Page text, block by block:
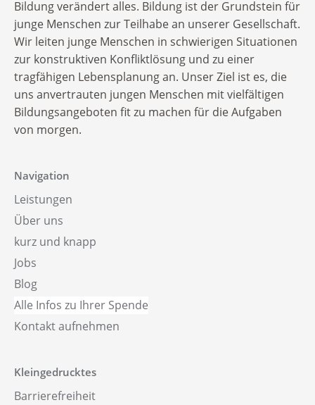
Flex-Fernschule
Berufliche Bildung
Sie suchen ein Ehrenamt?
Infos für Ehemalige/Careleaver
Alle Infos zu Ihrer Spende
Suchbegriff:
Bildung verändert alles. Bildung ist der Grundstein für
junge Menschen zur Teilhabe an unserer Gesellschaft.
Wir leiten junge Menschen in schwierigen Situationen
zur konstruktiven Konfliktlösung und zu einer
tragfähigen Lebensplanung an. Unser Ziel ist es, die
uns anvertrauten jungen Menschen mit vielfältigen
Bildungsangeboten fit zu machen für die Aufgaben
von morgen.
Navigation
Leistungen
Über uns
kurz und knapp
Jobs
Blog
Alle Infos zu Ihrer Spende
Kontakt aufnehmen
Kleingedrucktes
Barrierefreiheit